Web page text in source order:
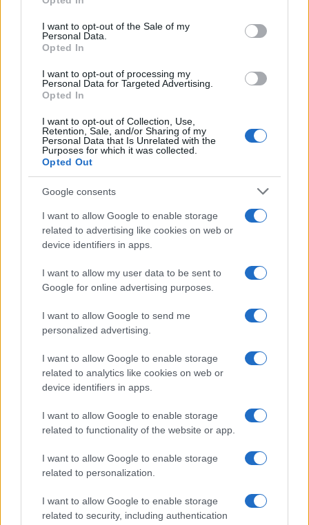
I want to opt-out of the Sale of my
Personal Data.
Opted In
I want to opt-out of processing my
Personal Data for Targeted Advertising.
Opted In
I want to opt-out of Collection, Use,
Retention, Sale, and/or Sharing of my
Personal Data that Is Unrelated with the
Purposes for which it was collected.
Opted Out
Google consents
I want to allow Google to enable storage
related to advertising like cookies on web or
device identifiers in apps.
I want to allow my user data to be sent to
Google for online advertising purposes.
I want to allow Google to send me
personalized advertising.
I want to allow Google to enable storage
related to analytics like cookies on web or
device identifiers in apps.
I want to allow Google to enable storage
related to functionality of the website or app.
I want to allow Google to enable storage
related to personalization.
I want to allow Google to enable storage
related to security, including authentication
#voda #opasnost #hlor
#lutalice